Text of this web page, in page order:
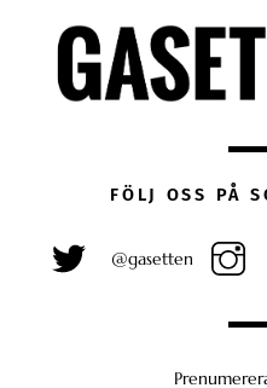
FÖLJ OSS PÅ
@gasetten